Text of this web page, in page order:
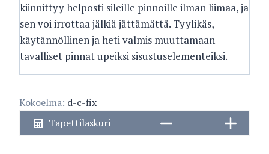
kiinnittyy helposti sileille pinnoille ilman liimaa, ja
sen voi irrottaa jälkiä jättämättä. Tyylikäs,
käytännöllinen ja heti valmis muuttamaan
tavalliset pinnat upeiksi sisustuselementeiksi.
Kokoelma: d-c-fix
Tapettilaskuri